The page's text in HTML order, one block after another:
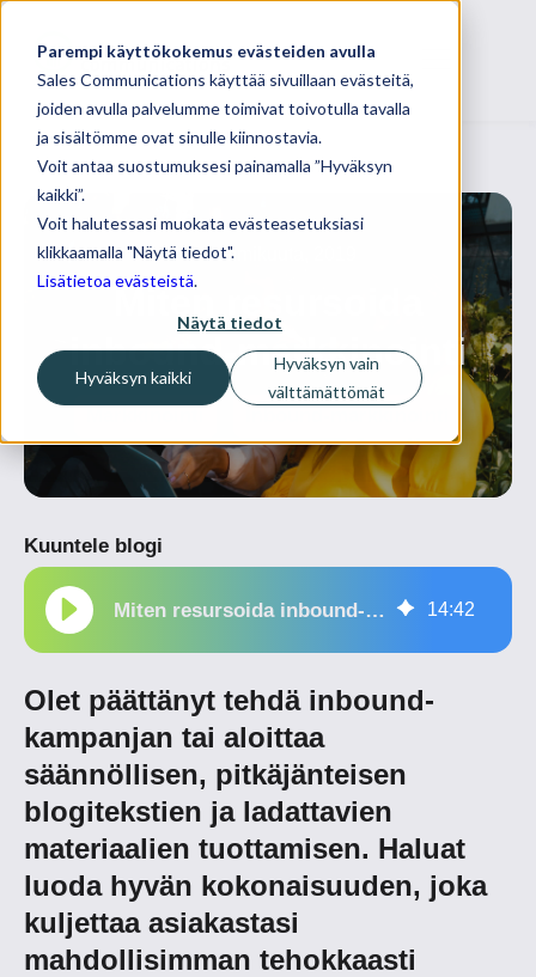
Parempi käyttökokemus evästeiden avulla
Sales Communications käyttää sivuillaan evästeitä,
joiden avulla palvelumme toimivat toivotulla tavalla
ja sisältömme ovat sinulle kiinnostavia.
Voit antaa suostumuksesi painamalla ”Hyväksyn
kaikki”.
Voit halutessasi muokata evästeasetuksiasi
klikkaamalla "Näytä tiedot".
Lisätietoa evästeistä.
Näytä tiedot
Hyväksyn kaikki
Hyväksyn vain
välttämättömät
04 tammikuuta, 2019
inbound-markkinointi
Kuuntele blogi
Miten resursoida inbound-markkinointi 14:42
Olet päättänyt tehdä inbound-
kampanjan tai aloittaa
säännöllisen, pitkäjänteisen
blogitekstien ja ladattavien
materiaalien tuottamisen. Haluat
luoda hyvän kokonaisuuden, joka
kuljettaa asiakastasi
mahdollisimman tehokkaasti